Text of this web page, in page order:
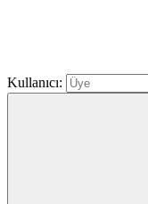
Kullanıcı: